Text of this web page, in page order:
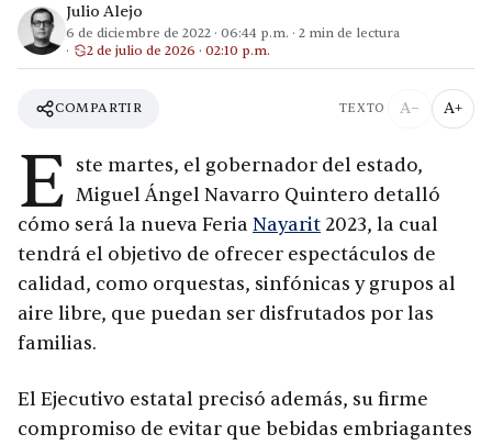
Julio Alejo
6 de diciembre de 2022 · 06:44 p.m. · 2 min de lectura
2 de julio de 2026 · 02:10 p.m.
COMPARTIR TEXTO A− A+
E ste martes, el gobernador del estado,
Miguel Ángel Navarro Quintero detalló
cómo será la nueva Feria Nayarit 2023, la cual
tendrá el objetivo de ofrecer espectáculos de
calidad, como orquestas, sinfónicas y grupos al
aire libre, que puedan ser disfrutados por las
familias.
El Ejecutivo estatal precisó además, su firme
compromiso de evitar que bebidas embriagantes